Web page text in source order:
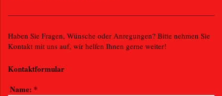
Haben Sie Fragen, Wünsche oder Anregungen? Bitte nehmen Sie
Kontakt mit uns auf, wir helfen Ihnen gerne weiter!
Kontaktformular
Name: *